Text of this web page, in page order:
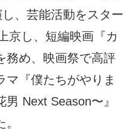
、芸能活動をスター
京し、短編映画『カ
務め、映画祭で高評
マ『僕たちがやりま
Next Season〜』